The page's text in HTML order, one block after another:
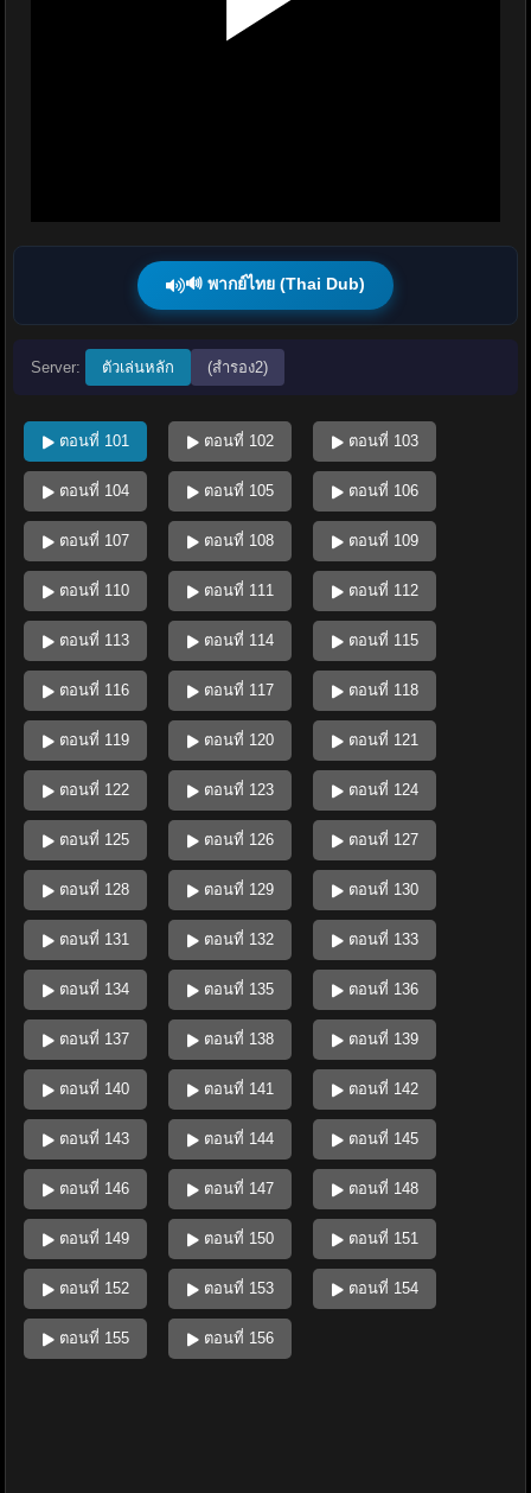
🔊 พากย์ไทย (Thai Dub)
Server: ตัวเล่นหลัก (สำรอง2)
ตอนที่ 101 ตอนที่ 102 ตอนที่ 103
ตอนที่ 104 ตอนที่ 105 ตอนที่ 106
ตอนที่ 107 ตอนที่ 108 ตอนที่ 109
ตอนที่ 110 ตอนที่ 111 ตอนที่ 112
ตอนที่ 113 ตอนที่ 114 ตอนที่ 115
ตอนที่ 116 ตอนที่ 117 ตอนที่ 118
ตอนที่ 119 ตอนที่ 120 ตอนที่ 121
ตอนที่ 122 ตอนที่ 123 ตอนที่ 124
ตอนที่ 125 ตอนที่ 126 ตอนที่ 127
ตอนที่ 128 ตอนที่ 129 ตอนที่ 130
ตอนที่ 131 ตอนที่ 132 ตอนที่ 133
ตอนที่ 134 ตอนที่ 135 ตอนที่ 136
ตอนที่ 137 ตอนที่ 138 ตอนที่ 139
ตอนที่ 140 ตอนที่ 141 ตอนที่ 142
ตอนที่ 143 ตอนที่ 144 ตอนที่ 145
ตอนที่ 146 ตอนที่ 147 ตอนที่ 148
ตอนที่ 149 ตอนที่ 150 ตอนที่ 151
ตอนที่ 152 ตอนที่ 153 ตอนที่ 154
ตอนที่ 155 ตอนที่ 156